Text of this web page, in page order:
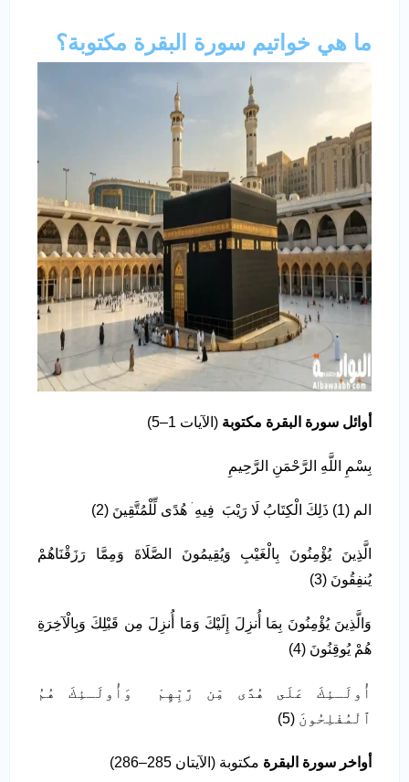
ما هي خواتيم سورة البقرة مكتوبة؟
أوائل سورة البقرة مكتوبة (الآيات 1–5)
بِسْمِ اللَّهِ الرَّحْمَنِ الرَّحِيمِ
الم (1) ذَلِكَ الْكِتَابُ لَا رَيْبَ فِيهِ ۛ هُدًى لِّلْمُتَّقِينَ (2)
الَّذِينَ يُؤْمِنُونَ بِالْغَيْبِ وَيُقِيمُونَ الصَّلَاةَ وَمِمَّا رَزَقْنَاهُمْ
يُنفِقُونَ (3)
وَالَّذِينَ يُؤْمِنُونَ بِمَا أُنزِلَ إِلَيْكَ وَمَا أُنزِلَ مِن قَبْلِكَ وَبِالْآخِرَةِ
هُمْ يُوقِنُونَ (4)
أُولَـئِكَ عَلَى هُدًى مِّن رَّبِّهِمْ وَأُولَـئِكَ هُمُ
ٱلْمُفْلِحُونَ (5)
أواخر سورة البقرة مكتوبة (الآيتان 285–286)